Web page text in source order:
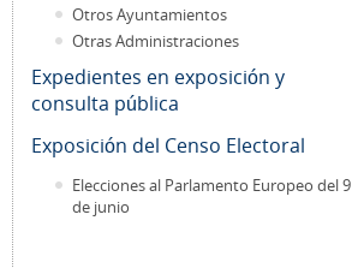
Otros Ayuntamientos
Otras Administraciones
Expedientes en exposición y
consulta pública
Exposición del Censo Electoral
Elecciones al Parlamento Europeo del 9
de junio